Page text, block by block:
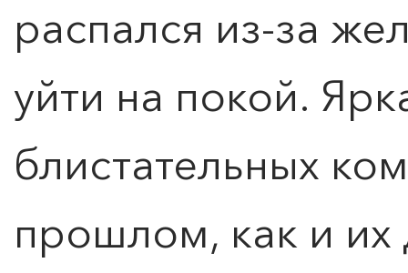
распался из-за
уйти на покой.
блистательных
прошлом, как и